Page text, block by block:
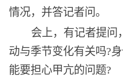
情况，并答记者问。
会上，有记者提问
动与季节变化有关吗?
能要担心甲亢的问题?